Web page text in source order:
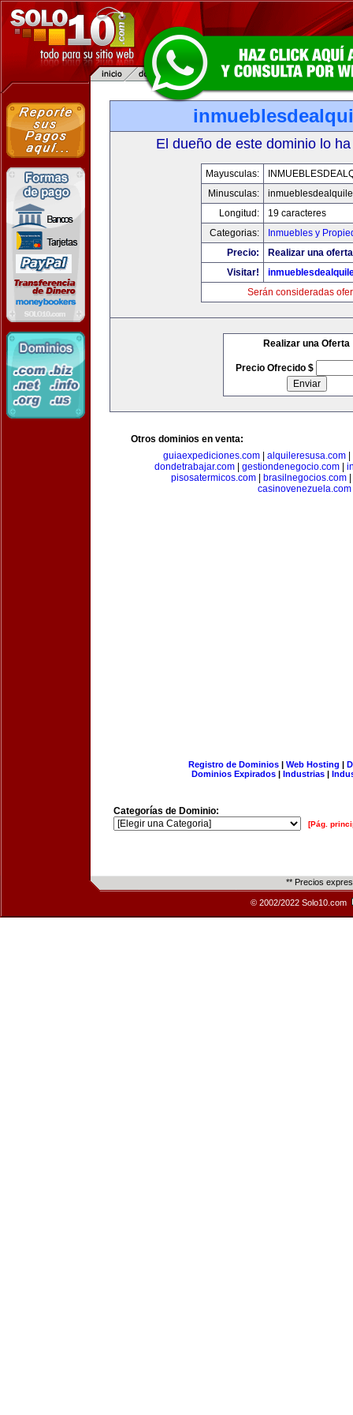
El dueño de este dominio lo
Mayusculas:
Minusculas:
Longitud:
19 caracteres
Categorias:
Inmuebles y
Precio:
Realizar una
Visitar!
Serán consideradas
Realizar una Oferta
Precio Ofrecido $
Otros dominios en venta:
guiaexpediciones.com| alquileresusa.com|
dondetrabajar.com| gestiondenegocio.com|
pisosatermicos.com
brasilnegocios.com
casinovenezuela.com
Registro de Dominios| Web Hosting |
Dominios Expirados | Industrias |
Categorías de Dominio:
[Pág.
** Precios
© 2002/2022 Solo10.com